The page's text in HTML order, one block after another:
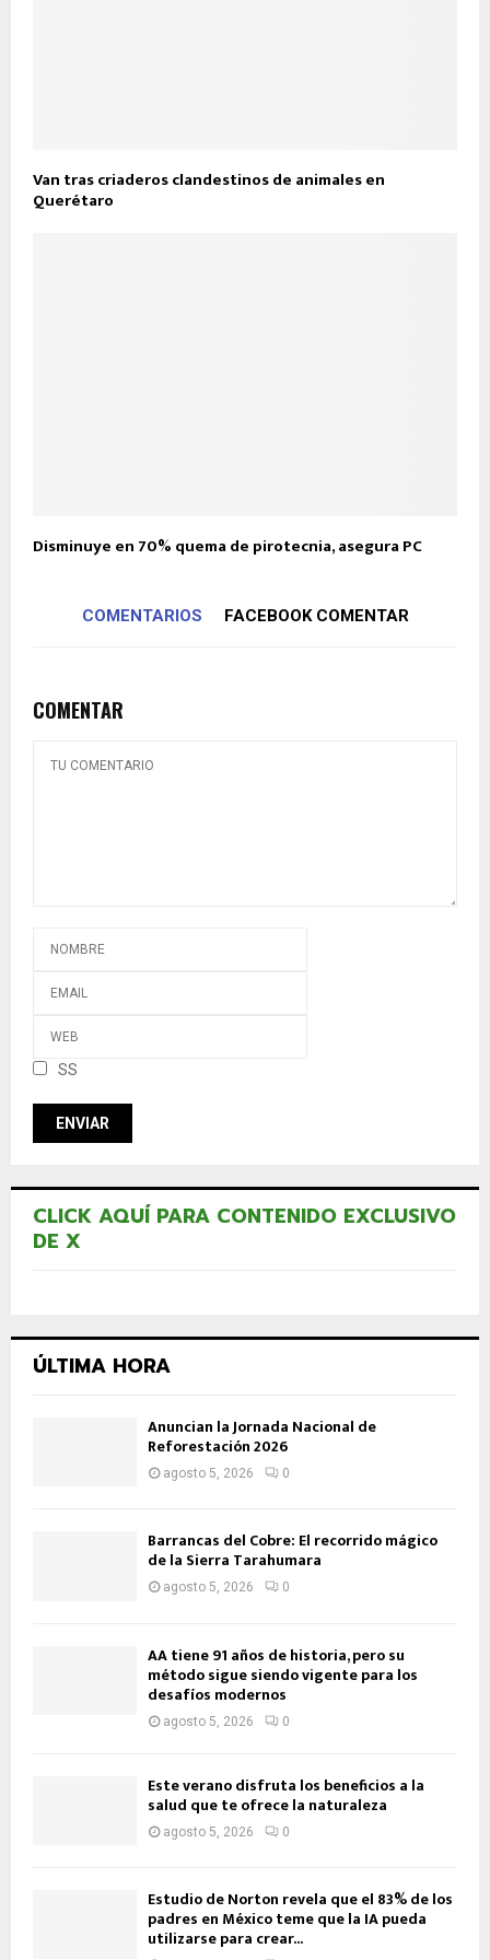
Van tras criaderos clandestinos de animales en
Querétaro
Disminuye en 70% quema de pirotecnia, asegura PC
COMENTARIOS FACEBOOK COMENTAR
COMENTAR
SS
CLICK AQUÍ PARA CONTENIDO EXCLUSIVO
DE X
ÚLTIMA HORA
Anuncian la Jornada Nacional de
Reforestación 2026
agosto 5, 2026 0
Barrancas del Cobre: El recorrido mágico
de la Sierra Tarahumara
agosto 5, 2026 0
AA tiene 91 años de historia, pero su
método sigue siendo vigente para los
desafíos modernos
agosto 5, 2026 0
Este verano disfruta los beneficios a la
salud que te ofrece la naturaleza
agosto 5, 2026 0
Estudio de Norton revela que el 83% de los
padres en México teme que la IA pueda
utilizarse para crear...